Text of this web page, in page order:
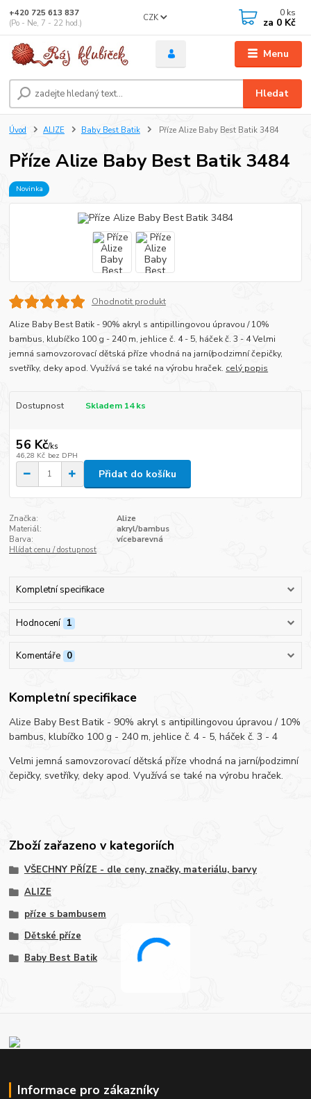
Menu
CZK
Hledat
+420 725 613 837
(Po - Ne, 7 - 22 hod.)
0 ks
za 0 Kč
Úvod ALIZE Baby Best Batik Příze Alize Baby Best Batik 3484
Příze Alize Baby Best Batik 3484
Novinka
Ohodnotit produkt
Alize Baby Best Batik - 90% akryl s antipillingovou úpravou / 10%
bambus, klubíčko 100 g - 240 m, jehlice č. 4 - 5, háček č. 3 - 4 Velmi
jemná samovzorovací dětská příze vhodná na jarní/podzimní čepičky,
svetříky, deky apod. Využívá se také na výrobu hraček. celý popis
Dostupnost Skladem 14 ks
56 Kč/ks
46,28 Kč bez DPH
Přidat do košíku
Značka:
Alize
Materiál:
akryl/bambus
Barva:
vícebarevná
Hlídat cenu / dostupnost
Kompletní specifikace
Hodnocení 1
Komentáře 0
Kompletní specifikace
Alize Baby Best Batik - 90% akryl s antipillingovou úpravou / 10%
bambus, klubíčko 100 g - 240 m, jehlice č. 4 - 5, háček č. 3 - 4
Velmi jemná samovzorovací dětská příze vhodná na jarní/podzimní
čepičky, svetříky, deky apod. Využívá se také na výrobu hraček.
Zboží zařazeno v kategoriích
VŠECHNY PŘÍZE - dle ceny, značky, materiálu, barvy
ALIZE
příze s bambusem
Dětské příze
Baby Best Batik
Informace pro zákazníky